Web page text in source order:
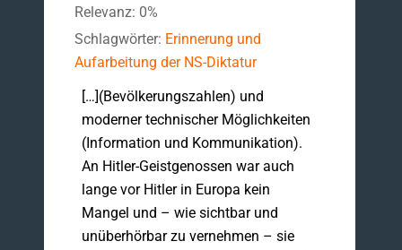
Relevanz: 0%
Schlagwörter: Erinnerung und
Aufarbeitung der NS-Diktatur
[…](Bevölkerungszahlen) und
moderner technischer Möglichkeiten
(Information und Kommunikation).
An Hitler-Geistgenossen war auch
lange vor Hitler in Europa kein
Mangel und – wie sichtbar und
unüberhörbar zu vernehmen – sie